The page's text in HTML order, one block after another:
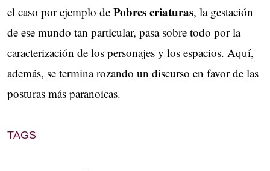
el caso por ejemplo de Pobres criaturas, la gestación
de ese mundo tan particular, pasa sobre todo por la
caracterización de los personajes y los espacios. Aquí,
además, se termina rozando un discurso en favor de las
posturas más paranoicas.
TAGS